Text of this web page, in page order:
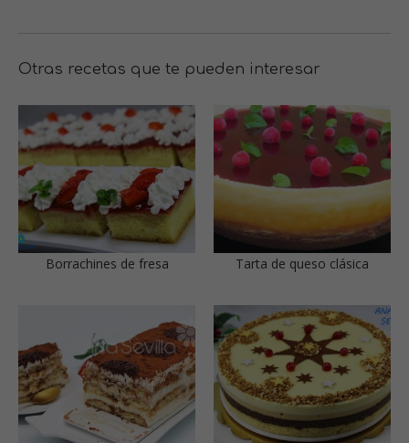
Otras recetas que te pueden interesar
Borrachines de fresa Tarta de queso clásica